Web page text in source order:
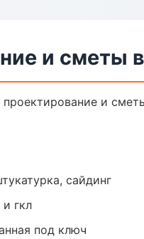
и сметы
и
сайдинг
гкл
под ключ